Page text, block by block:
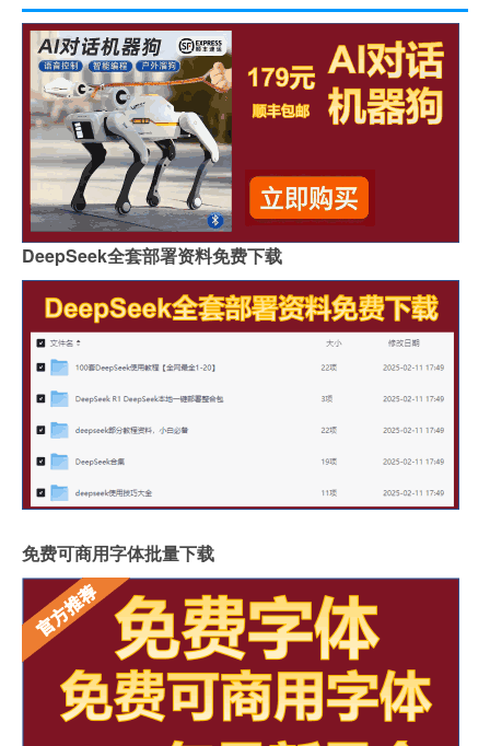
DeepSeek全套部署资料免费下载
免费可商用字体批量下载